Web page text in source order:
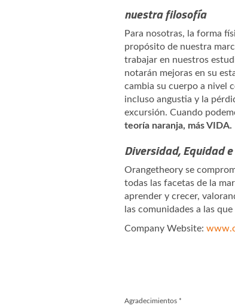
nuestra filosofía
Para nosotras, la forma
propósito de nuestra
trabajar en nuestros
notarán mejoras en su
cambia su cuerpo a nivel
incluso angustia y la
excursión. Cuando
teoría naranja, más VIDA.
Diversidad, Equidad
Orangetheory se
todas las facetas de la
aprender y crecer,
las comunidades a las
Company Website:
Agradecimientos *